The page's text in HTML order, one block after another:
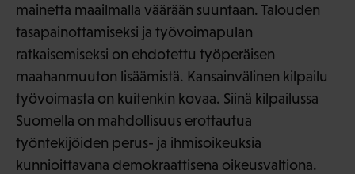
mainetta maailmalla väärään suuntaan. Talouden
tasapainottamiseksi ja työvoimapulan
ratkaisemiseksi on ehdotettu työperäisen
maahanmuuton lisäämistä. Kansainvälinen kilpailu
työvoimasta on kuitenkin kovaa. Siinä kilpailussa
Suomella on mahdollisuus erottautua
työntekijöiden perus- ja ihmisoikeuksia
kunnioittavana demokraattisena oikeusvaltiona.